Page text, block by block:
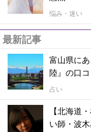
悩み・迷い
最新記事
富山県に
陸』の口
占い
【北海道
い師・波